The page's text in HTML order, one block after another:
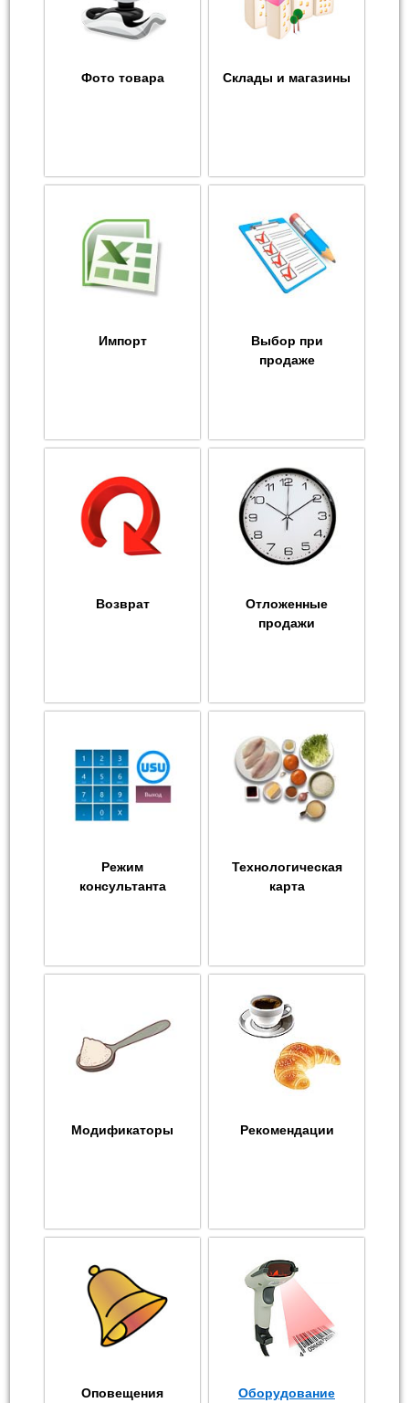
Фото товара Склады и магазины
Импорт
Выбор при
продаже
Возврат
Отложенные
продажи
Режим
консультанта
Технологическая
карта
Модификаторы Рекомендации
Оповещения Оборудование